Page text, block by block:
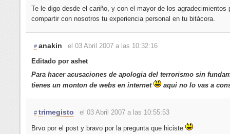
Te le digo desde el cariño, y con el mayor de los agradecimientos
compartir con nosotros tu experiencia personal en tu bitácora.
# anakin
el 03 Abril 2007 a las 10:32:16
Editado por ashet
Para hacer acusaciones de apologia del terrorismo sin
tienes un monton de webs en internet
aqui no lo vas a
# trimegisto el 03 Abril 2007 a las 10:55:53
Brvo por el post y bravo por la pregunta que hiciste